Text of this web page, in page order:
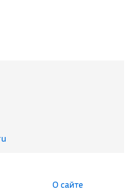
О сайте